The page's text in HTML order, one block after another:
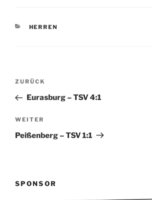
KATEGORIEN
HERREN
Beitragsnavigation
Vorheriger
Beitrag
ZURÜCK
Eurasburg – TSV 4:1
Nächster
Beitrag
WEITER
Peißenberg – TSV 1:1
SPONSOR